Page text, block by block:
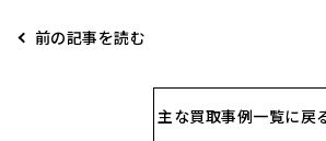
前の記事を読む
主な買取事例一覧に戻